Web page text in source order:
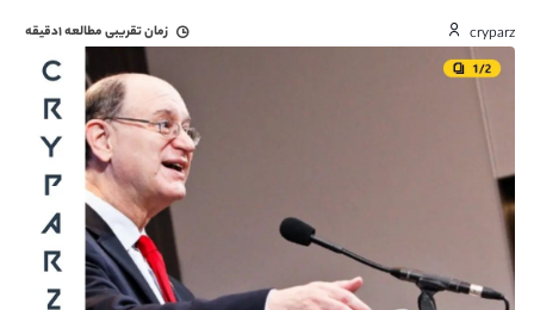
cryparz زمان تقریبی مطالعه۱دقیقه